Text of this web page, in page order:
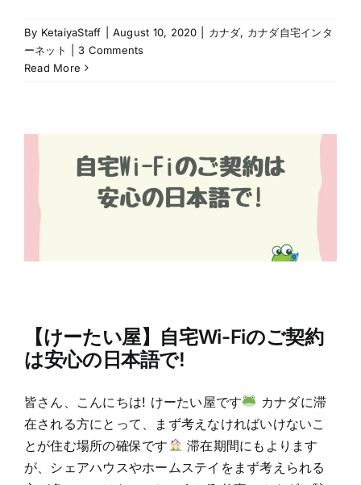
By KetaiyaStaff August 10, 2020 カナダ, カナダ自宅インタ
ーネット
3 Comments
Read More
【けーたい屋】自宅Wi-Fiのご契約
は安心の日本語で!
皆さん、こんにちは! けーたい屋です
カナダに滞
在される方にとって、まず考えなければいけないこ
とが住む場所の確保です
滞在期間にもよります
が、シェアハウスやホームステイをまず考えられる